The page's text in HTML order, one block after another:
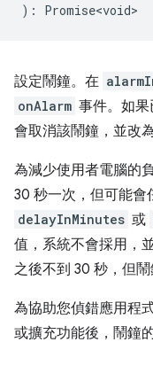
) : Promise<void>
設定鬧鐘。在
onAlarm 事件。如
會取消該鬧鐘，並改
為減少使用者電腦的
30 秒一次，但可能會
delayInMinutes 或
值，系統不會採用，
之後不到 30 秒，但鬧
為協助您偵錯應用程
或擴充功能後，鬧鐘